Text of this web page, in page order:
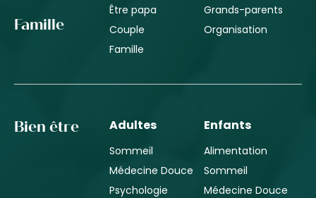
Famille
Être papa
Couple
Famille
Grands-parents
Organisation
Bien être Adultes
Sommeil
Médecine Douce
Psychologie
Enfants
Alimentation
Sommeil
Médecine Douce